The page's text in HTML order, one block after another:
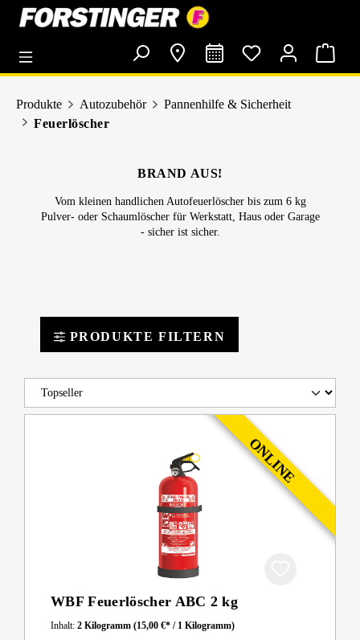
springen
Produkte Autozubehör
Pannenhilfe & Sicherheit
Feuerlöscher
BRAND AUS!
Vom kleinen handlichen Autofeuerlöscher bis zum 6 kg
Pulver- oder Schaumlöscher für Werkstatt, Haus oder Garage
- sicher ist sicher.
PRODUKTE FILTERN
WBF Feuerlöscher ABC 2 kg
Inhalt: 2 Kilogramm (15,00 €* / 1 Kilogramm)